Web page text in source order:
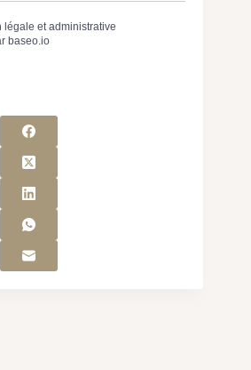
légale et administrative
baseo.io